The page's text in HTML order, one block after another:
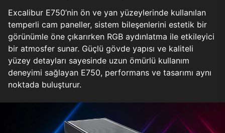
Excalibur E750’nin ön ve yan yüzeylerinde kullanılan
temperli cam paneller, sistem bileşenlerini estetik bir
görünümle öne çıkarırken RGB aydınlatma ile etkileyici
bir atmosfer sunar. Güçlü gövde yapısı ve kaliteli
yüzey detayları sayesinde uzun ömürlü kullanım
deneyimi sağlayan E750, performans ve tasarımı aynı
noktada buluşturur.